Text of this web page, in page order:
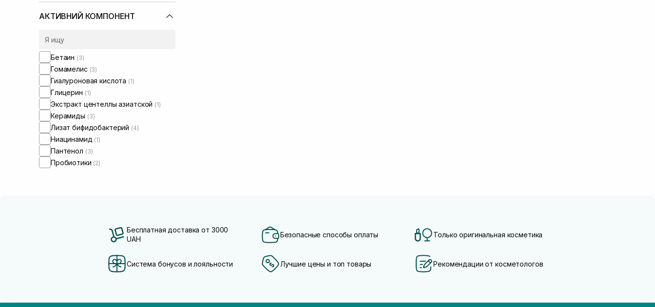
Кожа лица с нарушенным
микробиомом
АКТИВНИЙ КОМПОНЕНТ
Бетаин (3)
Гомамелис (3)
Гиалуроновая кислота (1)
Глицерин (1)
Экстракт центеллы азиатской (1)
Керамиды (3)
Лизат бифидобактерий (4)
Ниацинамид (1)
Пантенол (3)
Пробиотики (2)
Бесплатная доставка от 3000
UAH
Безопасные способы оплаты Только оригинальная косметика
Система бонусов и лояльности Лучшие цены и топ товары Рекомендации от косметологов